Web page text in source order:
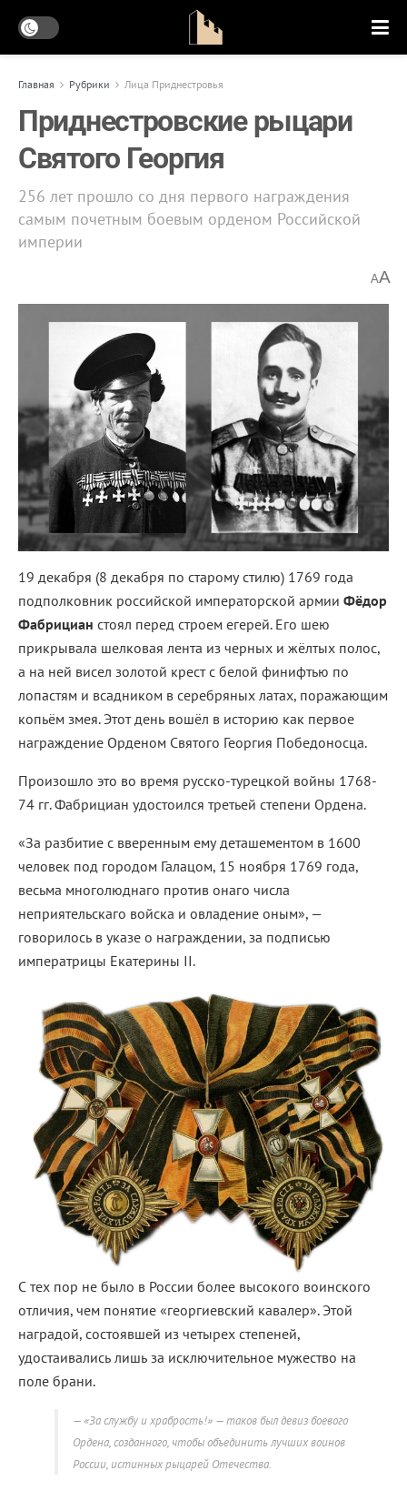
Главная Рубрики Лица Приднестровья
Приднестровские рыцари
Святого Георгия
256 лет прошло со дня первого награждения
самым почетным боевым орденом Российской
империи
AA
19 декабря (8 декабря по старому стилю) 1769 года
подполковник российской императорской армии Фёдор
Фабрициан стоял перед строем егерей. Его шею
прикрывала шелковая лента из черных и жёлтых полос,
а на ней висел золотой крест с белой финифтью по
лопастям и всадником в серебряных латах, поражающим
копьём змея. Этот день вошёл в историю как первое
награждение Орденом Святого Георгия Победоносца.
Произошло это во время русско-турецкой войны 1768-
74 гг. Фабрициан удостоился третьей степени Ордена.
«За разбитие с вверенным ему деташементом в 1600
человек под городом Галацом, 15 ноября 1769 года,
весьма многолюднаго против онаго числа
неприятельскаго войска и овладение оным», —
говорилось в указе о награждении, за подписью
императрицы Екатерины II.
С тех пор не было в России более высокого воинского
отличия, чем понятие «георгиевский кавалер». Этой
наградой, состоявшей из четырех степеней,
удостаивались лишь за исключительное мужество на
поле брани.
«За службу и храбрость!» — таков был девиз боевого
Ордена, созданного, чтобы объединить лучших воинов
России, истинных рыцарей Отечества.